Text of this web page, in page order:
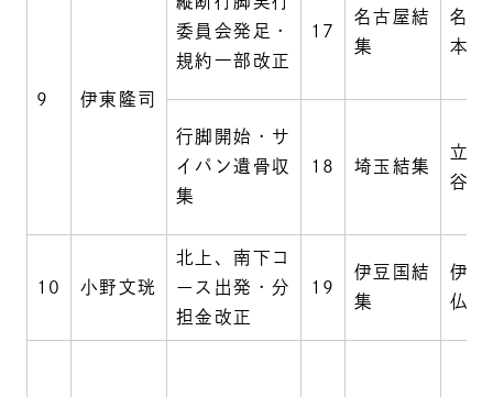
9 伊東隆司
委員会発足・
規約一部改正
17
名古屋結
集
名古
本遠
行脚開始・サ
イパン遺骨収
集
18 埼玉結集
立正
谷校
10 小野文珖
北上、南下コ
ース出発・分
担金改正
19
伊豆国結
集
伊東
仏現